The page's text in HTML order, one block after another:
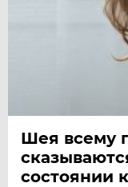
Шея всему
состоянии